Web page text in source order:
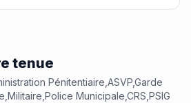
tenue
Pénitentiaire,ASVP,Garde
Municipale,CRS,PSIG